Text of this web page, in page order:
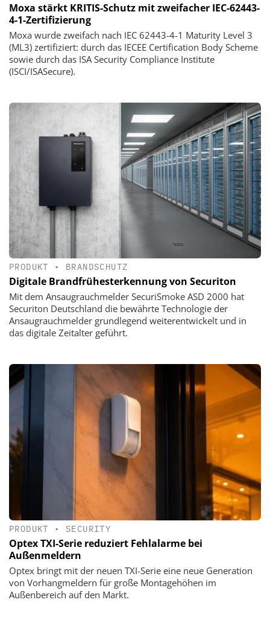
Moxa stärkt KRITIS-Schutz mit zweifacher IEC-62443-
4-1-Zertifizierung
Moxa wurde zweifach nach IEC 62443-4-1 Maturity Level 3
(ML3) zertifiziert: durch das IECEE Certification Body Scheme
sowie durch das ISA Security Compliance Institute
(ISCI/ISASecure).
PRODUKT • BRANDSCHUTZ
Digitale Brandfrühesterkennung von Securiton
Mit dem Ansaugrauchmelder SecuriSmoke ASD 2000 hat
Securiton Deutschland die bewährte Technologie der
Ansaugrauchmelder grundlegend weiterentwickelt und in
das digitale Zeitalter geführt.
PRODUKT • SECURITY
Optex TXI-Serie reduziert Fehlalarme bei
Außenmeldern
Optex bringt mit der neuen TXI-Serie eine neue Generation
von Vorhangmeldern für große Montagehöhen im
Außenbereich auf den Markt.